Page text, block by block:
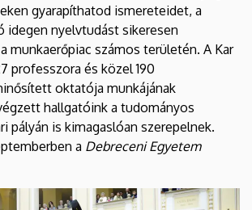
gyarapíthatod ismereteidet, a
idegen nyelvtudást sikeresen
munkaerőpiac számos területén. A Kar
professzora és közel 190
oktatója munkájának
hallgatóink a tudományos
pályán is kimagaslóan szerepelnek.
a Debreceni Egyetem